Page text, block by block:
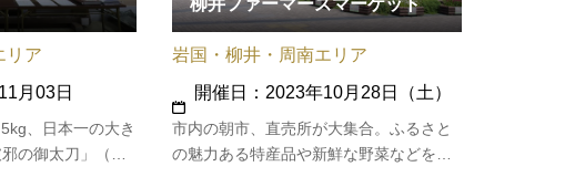
、日本一の大き
の御太刀」（市
リア
月03日
市内の朝市、直売所が大集合。ふるさと
の魅力ある特産品や新鮮な野菜などを販
岩国・柳井・周南エリア
開催日：2023年10月28日（土）